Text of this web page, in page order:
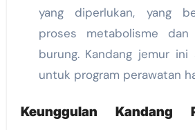
yang diperlukan, yang
proses metabolisme
burung. Kandang jemur ini
untuk program perawatan
Keunggulan Kandang